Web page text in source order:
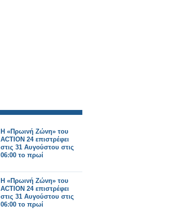
Η «Πρωινή Ζώνη» του
ACTION 24 επιστρέφει
στις 31 Αυγούστου στις
06:00 το πρωί
Η «Πρωινή Ζώνη» του
ACTION 24 επιστρέφει
στις 31 Αυγούστου στις
06:00 το πρωί